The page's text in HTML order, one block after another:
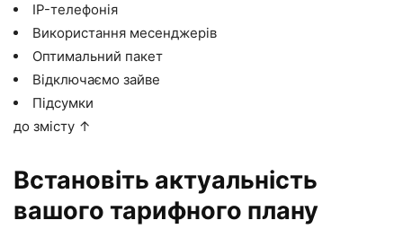
IP-телефонія
Використання месенджерів
Оптимальний пакет
Відключаємо зайве
Підсумки
до змісту ↑
Встановіть актуальність
вашого тарифного плану